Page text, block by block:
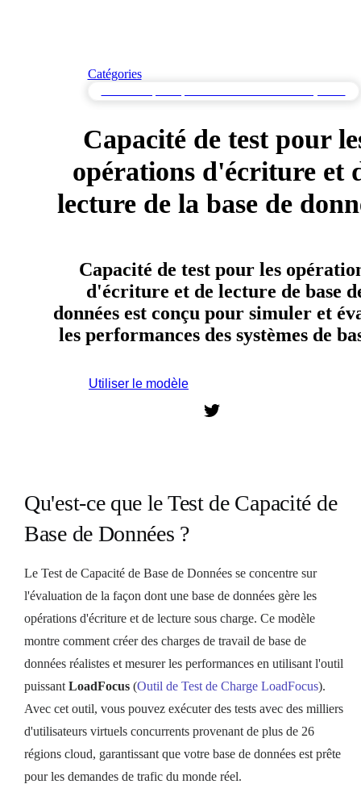
Catégories
Capacité de test pour
opérations d'écriture et
lecture de la base de
Capacité de test pour les
d'écriture et de lecture de base
données est conçu pour simuler et
les performances des systèmes de
Utiliser le modèle
Qu'est-ce que le Test de Capacité de
Base de Données ?
Le Test de Capacité de Base de Données se concentre sur
l'évaluation de la façon dont une base de données gère les
opérations d'écriture et de lecture sous charge. Ce modèle
montre comment créer des charges de travail de base de
données réalistes et mesurer les performances en utilisant l'outil
puissant LoadFocus (Outil de Test de Charge LoadFocus).
Avec cet outil, vous pouvez exécuter des tests avec des milliers
d'utilisateurs virtuels concurrents provenant de plus de 26
régions cloud, garantissant que votre base de données est prête
pour les demandes de trafic du monde réel.